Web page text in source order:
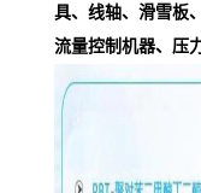
具、线轴、滑雪板
流量控制机器、压